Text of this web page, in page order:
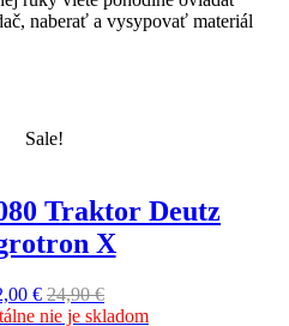
naberať a vysypovať materiál
Sale!
Traktor Deutz
X
€ 24,90€
nie je skladom